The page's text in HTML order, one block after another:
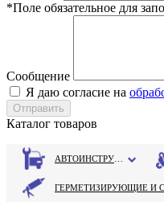
*Поле обязательное для
Сообщение
Я даю согласие на
Каталог товаров